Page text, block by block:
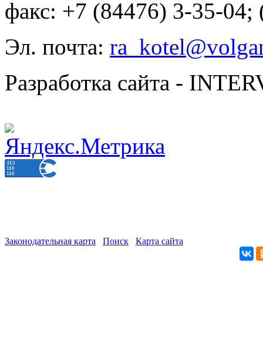
факс: +7 (84476) 3-35-04;
Эл. почта:
Разработка сайта -
Законодательная карта Поиск Карта сайта